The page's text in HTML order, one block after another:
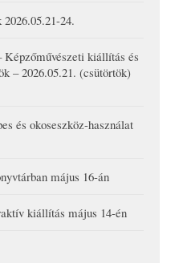
24.
kiállítás és
– 2026.05.21. (csütörtök)
és okoseszköz-használat
május 16-án
kiállítás május 14-én